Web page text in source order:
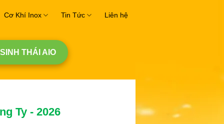
Cơ Khí Inox Tin Tức Liên hệ
THÁI AIO
Ty - 2026